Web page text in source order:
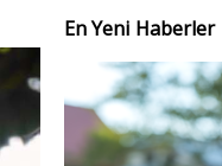
En Yeni Haberler